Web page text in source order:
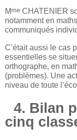
Mme CHATENIER
notamment en
communiqués
C’était aussi le cas
essentielles se
orthographe, en
(problèmes). Une
niveau de toute
4. Bilan
cinq